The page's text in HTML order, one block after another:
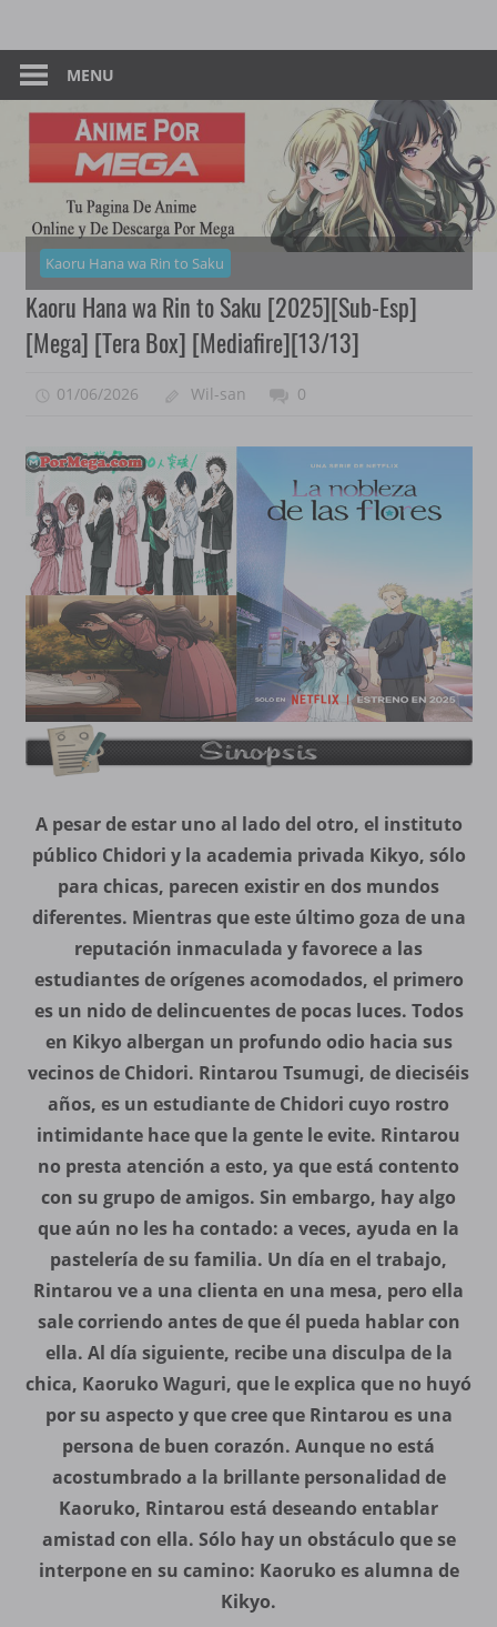
content
Anime
–
Por
Mega
Pagina
De
Descarga
Mega
MENU
Kaoru Hana wa Rin to Saku
Kaoru Hana wa Rin to Saku [2025][Sub-Esp]
[Mega] [Tera Box] [Mediafire][13/13]
01/06/2026 Wil-san 0
A pesar de estar uno al lado del otro, el instituto
público Chidori y la academia privada Kikyo, sólo
para chicas, parecen existir en dos mundos
diferentes. Mientras que este último goza de una
reputación inmaculada y favorece a las
estudiantes de orígenes acomodados, el primero
es un nido de delincuentes de pocas luces. Todos
en Kikyo albergan un profundo odio hacia sus
vecinos de Chidori. Rintarou Tsumugi, de dieciséis
años, es un estudiante de Chidori cuyo rostro
intimidante hace que la gente le evite. Rintarou
no presta atención a esto, ya que está contento
con su grupo de amigos. Sin embargo, hay algo
que aún no les ha contado: a veces, ayuda en la
pastelería de su familia. Un día en el trabajo,
Rintarou ve a una clienta en una mesa, pero ella
sale corriendo antes de que él pueda hablar con
ella. Al día siguiente, recibe una disculpa de la
chica, Kaoruko Waguri, que le explica que no huyó
por su aspecto y que cree que Rintarou es una
persona de buen corazón. Aunque no está
acostumbrado a la brillante personalidad de
Kaoruko, Rintarou está deseando entablar
amistad con ella. Sólo hay un obstáculo que se
interpone en su camino: Kaoruko es alumna de
Kikyo.